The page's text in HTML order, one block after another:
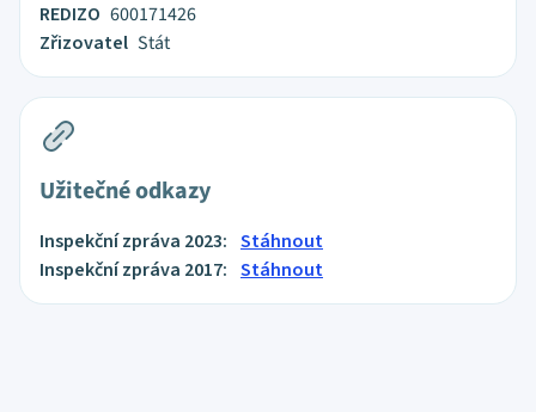
REDIZO 600171426
Zřizovatel Stát
Užitečné odkazy
Inspekční zpráva 2023: Stáhnout
Inspekční zpráva 2017: Stáhnout